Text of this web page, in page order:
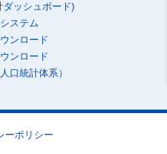
ダッシュボード)
ステム
ンロード
ンロード
口統計体系）
ーポリシー